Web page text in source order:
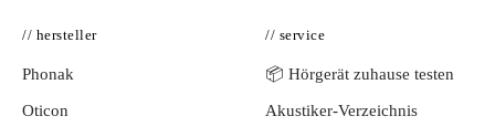
// hersteller
Phonak
Oticon
// service
📦 Hörgerät zuhause testen
Akustiker-Verzeichnis